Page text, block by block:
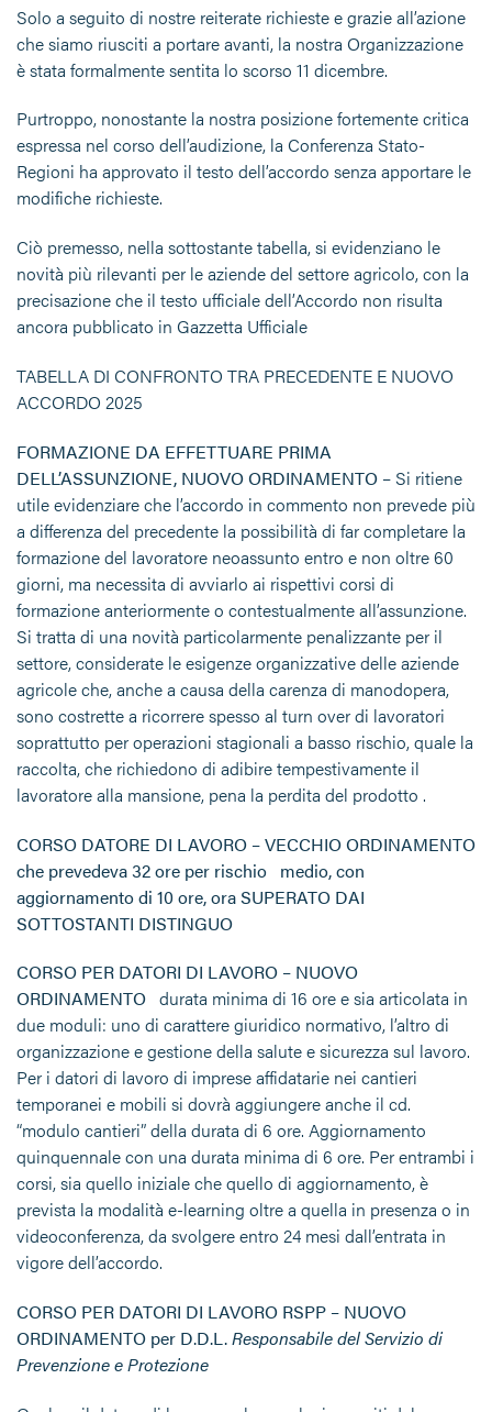
Solo a seguito di nostre reiterate richieste e grazie all’azione
che siamo riusciti a portare avanti, la nostra Organizzazione
è stata formalmente sentita lo scorso 11 dicembre.
Purtroppo, nonostante la nostra posizione fortemente critica
espressa nel corso dell’audizione, la Conferenza Stato-
Regioni ha approvato il testo dell’accordo senza apportare le
modifiche richieste.
Ciò premesso, nella sottostante tabella, si evidenziano le
novità più rilevanti per le aziende del settore agricolo, con la
precisazione che il testo ufficiale dell’Accordo non risulta
ancora pubblicato in Gazzetta Ufficiale
TABELLA DI CONFRONTO TRA PRECEDENTE E NUOVO
ACCORDO 2025
FORMAZIONE DA EFFETTUARE PRIMA
DELL’ASSUNZIONE, NUOVO ORDINAMENTO – Si ritiene
utile evidenziare che l’accordo in commento non prevede più
a differenza del precedente la possibilità di far completare la
formazione del lavoratore neoassunto entro e non oltre 60
giorni, ma necessita di avviarlo ai rispettivi corsi di
formazione anteriormente o contestualmente all’assunzione.
Si tratta di una novità particolarmente penalizzante per il
settore, considerate le esigenze organizzative delle aziende
agricole che, anche a causa della carenza di manodopera,
sono costrette a ricorrere spesso al turn over di lavoratori
soprattutto per operazioni stagionali a basso rischio, quale la
raccolta, che richiedono di adibire tempestivamente il
lavoratore alla mansione, pena la perdita del prodotto .
CORSO DATORE DI LAVORO – VECCHIO ORDINAMENTO
che prevedeva 32 ore per rischio medio, con
aggiornamento di 10 ore, ora SUPERATO DAI
SOTTOSTANTI DISTINGUO
CORSO PER DATORI DI LAVORO – NUOVO
ORDINAMENTO durata minima di 16 ore e sia articolata in
due moduli: uno di carattere giuridico normativo, l’altro di
organizzazione e gestione della salute e sicurezza sul lavoro.
Per i datori di lavoro di imprese affidatarie nei cantieri
temporanei e mobili si dovrà aggiungere anche il cd.
“modulo cantieri” della durata di 6 ore. Aggiornamento
quinquennale con una durata minima di 6 ore. Per entrambi i
corsi, sia quello iniziale che quello di aggiornamento, è
prevista la modalità e-learning oltre a quella in presenza o in
videoconferenza, da svolgere entro 24 mesi dall’entrata in
vigore dell’accordo.
CORSO PER DATORI DI LAVORO RSPP – NUOVO
ORDINAMENTO per D.D.L.Responsabile del Servizio di
Prevenzione e Protezione